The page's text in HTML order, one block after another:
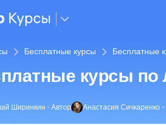
Бесплатные курсы Бесплатные
курсы по
Ширинкин • Автор Анастасия Сичкаренко •